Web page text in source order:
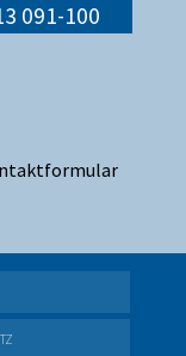
091-100